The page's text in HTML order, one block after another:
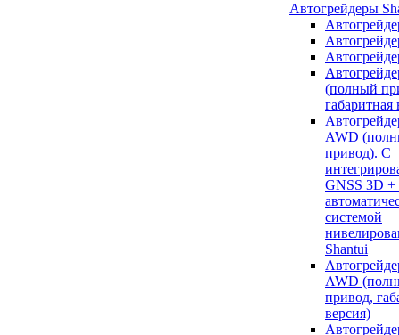
Автогрейдеры
(полный
габаритная
AWD
привод). С
GNSS 3D +
системой
Shantui
AWD
привод,
версия)